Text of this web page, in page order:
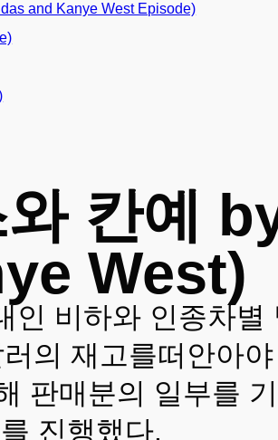
and Kanye West Episode)
칸예
West)
인 비하와 인종차
의 재고를떠안아
판매분의 일부를
진행했다.